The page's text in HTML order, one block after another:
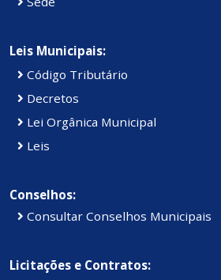
Leis Municipais:
Código Tributário
Decretos
Lei Orgânica Municipal
Leis
Conselhos:
Consultar Conselhos Municipais
Licitações e Contratos: